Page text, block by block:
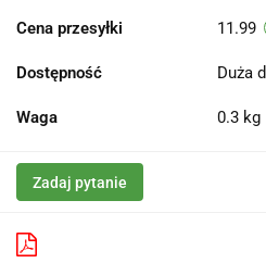
Cena przesyłki 11.99
Dostępność Duża
Waga 0.3 kg
Zadaj pytanie